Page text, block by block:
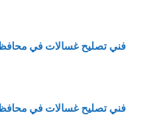
فني تصليح غسالات في
فني تصليح غسالات في محافظة